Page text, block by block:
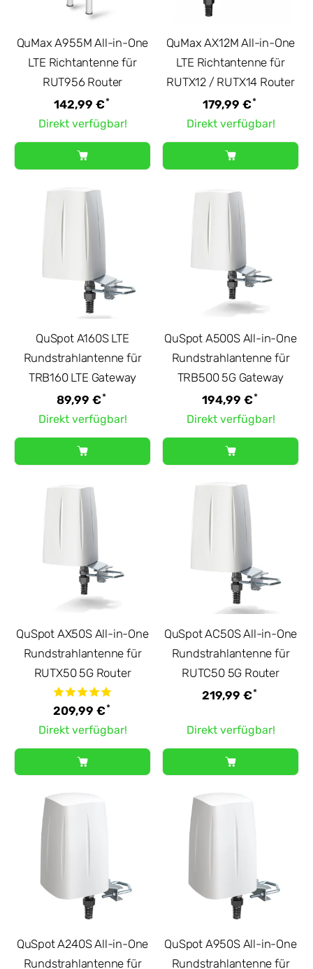
QuMax A955M All-in-One
LTE Richtantenne für
RUT956 Router
142,99 €*
Direkt verfügbar!
QuMax AX12M All-in-One
LTE Richtantenne für
RUTX12 / RUTX14 Router
179,99 €*
Direkt verfügbar!
QuSpot A160S LTE
Rundstrahlantenne für
TRB160 LTE Gateway
89,99 €*
Direkt verfügbar!
QuSpot A500S All-in-One
Rundstrahlantenne für
TRB500 5G Gateway
194,99 €*
Direkt verfügbar!
QuSpot AX50S All-in-One
Rundstrahlantenne für
RUTX50 5G Router
209,99 €*
Direkt verfügbar!
QuSpot AC50S All-in-One
Rundstrahlantenne für
RUTC50 5G Router
219,99 €*
Direkt verfügbar!
QuSpot A240S All-in-One
Rundstrahlantenne für
QuSpot A950S All-in-One
Rundstrahlantenne für